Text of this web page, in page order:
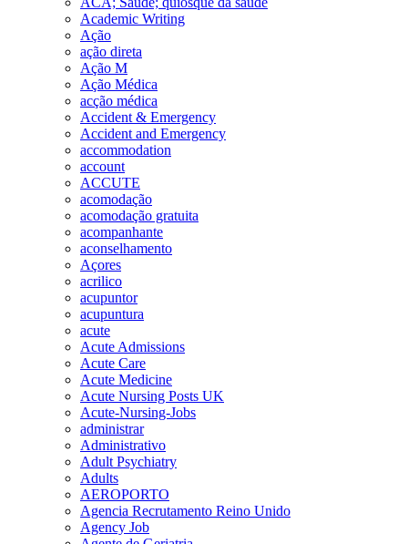
Academic Writing
Ação
ação direta
Ação M
Ação Médica
acção médica
Accident & Emergency
Accident and Emergency
accommodation
account
ACCUTE
acomodação
acomodação gratuita
acompanhante
aconselhamento
Açores
acrilico
acupuntor
acupuntura
acute
Acute Admissions
Acute Care
Acute Medicine
Acute Nursing Posts UK
Acute-Nursing-Jobs
administrar
Administrativo
Adult Psychiatry
Adults
AEROPORTO
Agencia Recrutamento Reino Unido
Agency Job